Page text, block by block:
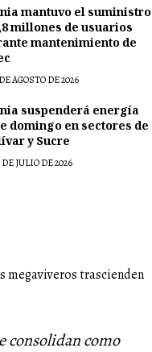
mantuvo el suministro
millones de usuarios
mantenimiento de
AGOSTO DE 2026
suspenderá energía
domingo en sectores de
y Sucre
DE JULIO DE 2026
megaviveros trascienden
consolidan como